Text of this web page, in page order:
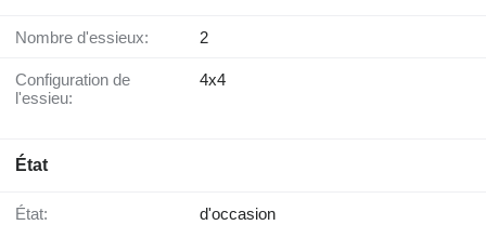
Nombre d'essieux: 2
Configuration de
l'essieu:
4x4
État
État: d'occasion